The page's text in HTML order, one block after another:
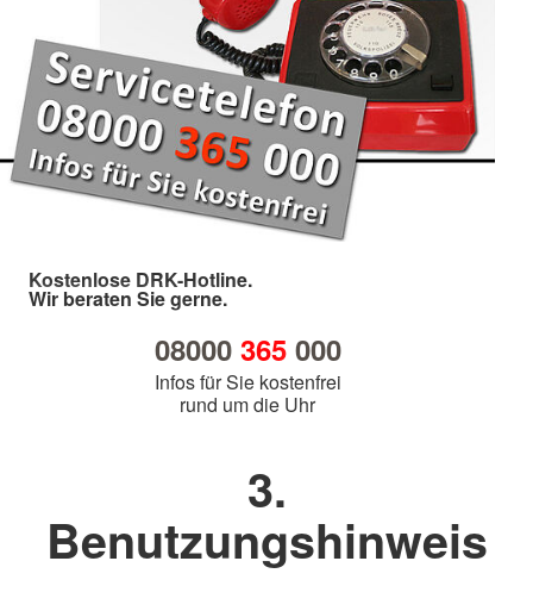
Kostenlose DRK-Hotline.
Wir beraten Sie gerne.
08000 365000
Infos für Sie kostenfrei
rund um die Uhr
3.
Benutzungshinweis